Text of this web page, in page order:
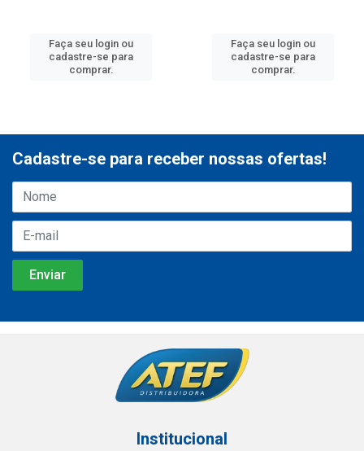
Faça seu login ou
cadastre-se para
comprar.
Faça seu login ou
cadastre-se para
comprar.
Cadastre-se para receber nossas ofertas!
Institucional